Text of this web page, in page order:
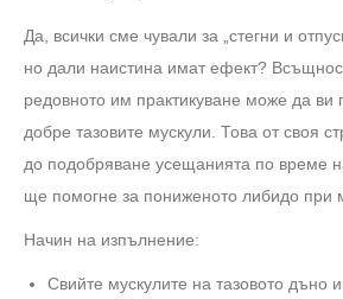
Да, всички сме чували за „стегни и
но дали наистина имат ефект?
редовното им практикуване може да ви
добре тазовите мускули. Това от своя
до подобряване усещанията по време
ще помогне за пониженото либидо при
Начин на изпълнение:
Свийте мускулите на тазовото дъно